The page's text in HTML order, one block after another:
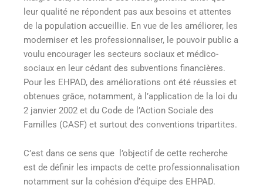
leur qualité ne répondent pas aux besoins et attentes
de la population accueillie. En vue de les améliorer, les
moderniser et les professionnaliser, le pouvoir public a
voulu encourager les secteurs sociaux et médico-
sociaux en leur cédant des subventions financières.
Pour les EHPAD, des améliorations ont été réussies et
obtenues grâce, notamment, à l’application de la loi du
2 janvier 2002 et du Code de l’Action Sociale des
Familles (CASF) et surtout des conventions tripartites.
C’est dans ce sens que l’objectif de cette recherche
est de définir les impacts de cette professionnalisation
notamment sur la cohésion d’équipe des EHPAD.